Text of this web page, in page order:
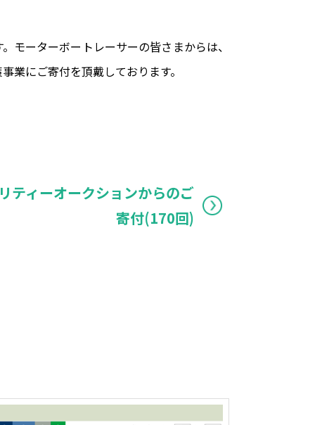
モーターボートレーサーの皆さまからは、
業にご寄付を頂戴しております。
ティーオークションからのご
寄付(170回)